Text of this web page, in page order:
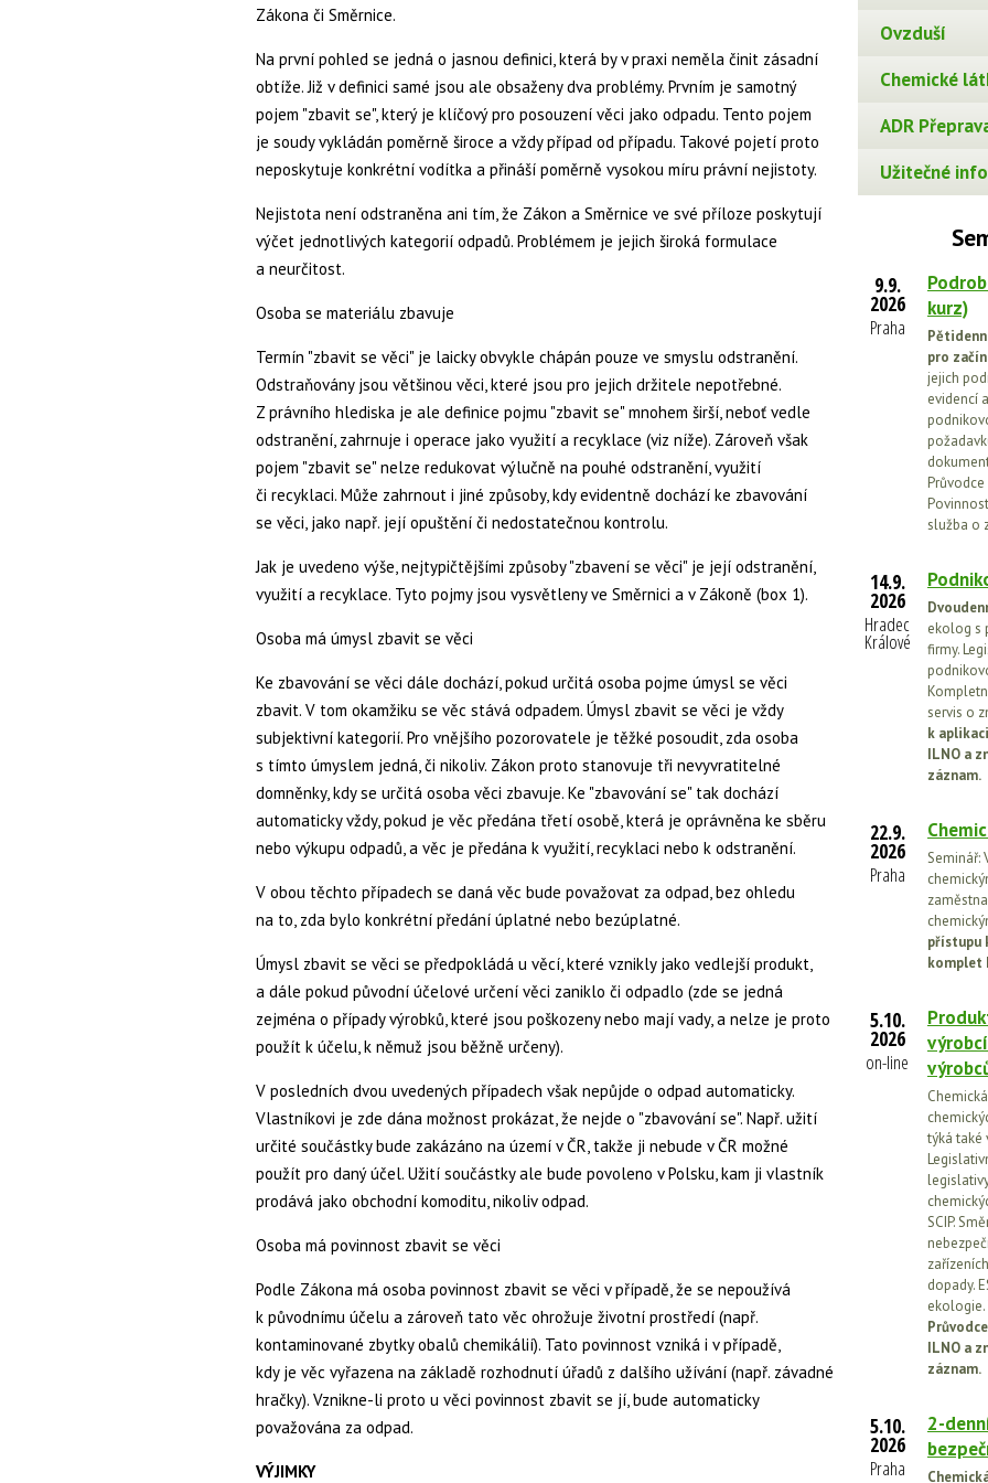
Zákona či Směrnice.
Na první pohled se jedná o jasnou definici, která by v praxi neměla činit zásadní
obtíže. Již v definici samé jsou ale obsaženy dva problémy. Prvním je samotný
pojem "zbavit se", který je klíčový pro posouzení věci jako odpadu. Tento pojem
je soudy vykládán poměrně široce a vždy případ od případu. Takové pojetí proto
neposkytuje konkrétní vodítka a přináší poměrně vysokou míru právní nejistoty.
Nejistota není odstraněna ani tím, že Zákon a Směrnice ve své příloze poskytují
výčet jednotlivých kategorií odpadů. Problémem je jejich široká formulace
a neurčitost.
Osoba se materiálu zbavuje
Termín "zbavit se věci" je laicky obvykle chápán pouze ve smyslu odstranění.
Odstraňovány jsou většinou věci, které jsou pro jejich držitele nepotřebné.
Z právního hlediska je ale definice pojmu "zbavit se" mnohem širší, neboť vedle
odstranění, zahrnuje i operace jako využití a recyklace (viz níže). Zároveň však
pojem "zbavit se" nelze redukovat výlučně na pouhé odstranění, využití
či recyklaci. Může zahrnout i jiné způsoby, kdy evidentně dochází ke zbavování
se věci, jako např. její opuštění či nedostatečnou kontrolu.
Jak je uvedeno výše, nejtypičtějšími způsoby "zbavení se věci" je její odstranění,
využití a recyklace. Tyto pojmy jsou vysvětleny ve Směrnici a v Zákoně (box 1).
Osoba má úmysl zbavit se věci
Ke zbavování se věci dále dochází, pokud určitá osoba pojme úmysl se věci
zbavit. V tom okamžiku se věc stává odpadem. Úmysl zbavit se věci je vždy
subjektivní kategorií. Pro vnějšího pozorovatele je těžké posoudit, zda osoba
s tímto úmyslem jedná, či nikoliv. Zákon proto stanovuje tři nevyvratitelné
domněnky, kdy se určitá osoba věci zbavuje. Ke "zbavování se" tak dochází
automaticky vždy, pokud je věc předána třetí osobě, která je oprávněna ke sběru
nebo výkupu odpadů, a věc je předána k využití, recyklaci nebo k odstranění.
V obou těchto případech se daná věc bude považovat za odpad, bez ohledu
na to, zda bylo konkrétní předání úplatné nebo bezúplatné.
Úmysl zbavit se věci se předpokládá u věcí, které vznikly jako vedlejší produkt,
a dále pokud původní účelové určení věci zaniklo či odpadlo (zde se jedná
zejména o případy výrobků, které jsou poškozeny nebo mají vady, a nelze je proto
použít k účelu, k němuž jsou běžně určeny).
V posledních dvou uvedených případech však nepůjde o odpad automaticky.
Vlastníkovi je zde dána možnost prokázat, že nejde o "zbavování se". Např. užití
určité součástky bude zakázáno na území v ČR, takže ji nebude v ČR možné
použít pro daný účel. Užití součástky ale bude povoleno v Polsku, kam ji vlastník
prodává jako obchodní komoditu, nikoliv odpad.
Osoba má povinnost zbavit se věci
Podle Zákona má osoba povinnost zbavit se věci v případě, že se nepoužívá
k původnímu účelu a zároveň tato věc ohrožuje životní prostředí (např.
kontaminované zbytky obalů chemikálií). Tato povinnost vzniká i v případě,
kdy je věc vyřazena na základě rozhodnutí úřadů z dalšího užívání (např. závadné
hračky). Vznikne-li proto u věci povinnost zbavit se jí, bude automaticky
považována za odpad.
VÝJIMKY
Ovzduší
Chemické
ADR
Užitečné info
9.9.
2026
Praha
kurz)
pro
jejich
evidencí
služba o
14.9.
2026
Hradec
Králové
ekolog s
firmy.
servis o
k
ILNO a
záznam.
22.9.
2026
Praha
Seminář:
přístupu
komplet
5.10.
2026
on-line
týká také
SCIP.
dopady.
ekologie.
ILNO a
záznam.
5.10.
2026
Praha
2-